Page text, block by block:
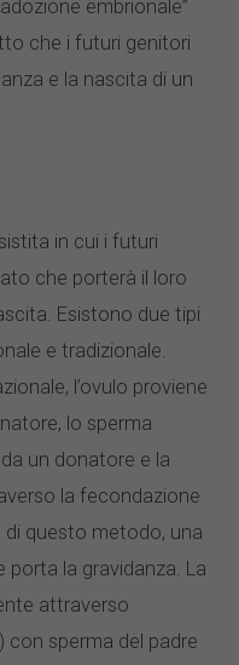
embrionale”
che i futuri genitori
e la nascita di un
in cui i futuri
che porterà il loro
Esistono due tipi
e tradizionale.
l’ovulo proviene
lo sperma
un donatore e la
la fecondazione
di questo metodo, una
porta la gravidanza. La
attraverso
con sperma del padre